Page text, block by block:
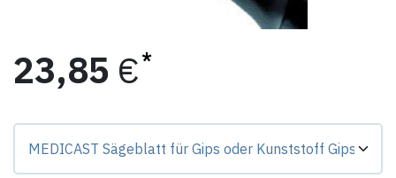
23,85 €